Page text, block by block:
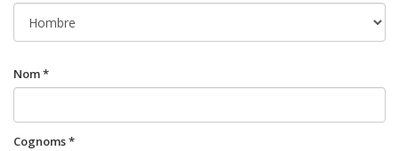
Nom *
Cognoms *